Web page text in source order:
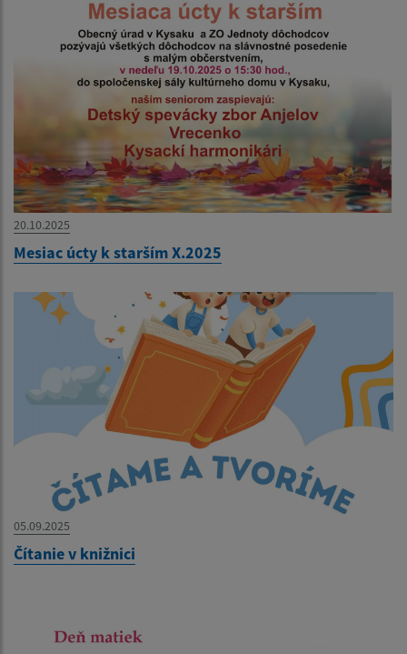
20.10.2025
Mesiac úcty k starším X.2025
05.09.2025
Čítanie v knižnici